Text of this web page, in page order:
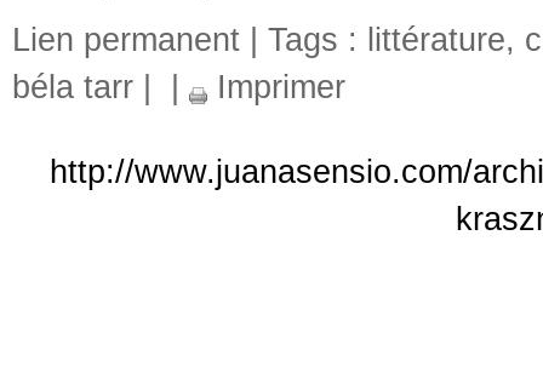
Lien permanent | Tags : littérature,
béla tarr
Imprimer
http://www.juanasensio.com/